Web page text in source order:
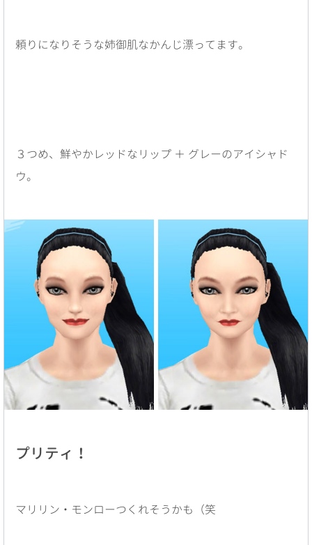
頼りになりそうな姉御肌なかんじ漂ってます。
３つめ、鮮やかレッドなリップ ＋ グレーのアイシャド
ウ。
プリティ！
マリリン・モンローつくれそうかも（笑